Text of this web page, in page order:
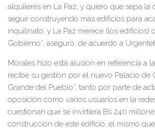
alquileres en La Paz, y quiero que sepa la
seguir construyendo más edificios para
inquilinato, y La Paz merece (los edificios)
Gobierno”, aseguró, de acuerdo a
Morales hizo esta alusión en referencia a
recibe su gestión por el nuevo Palacio de
Grande del Pueblo”, tanto por parte de
oposición como varios usuarios en la
cuestionan que se invirtiera Bs 240
construcción de este edificio, el mismo